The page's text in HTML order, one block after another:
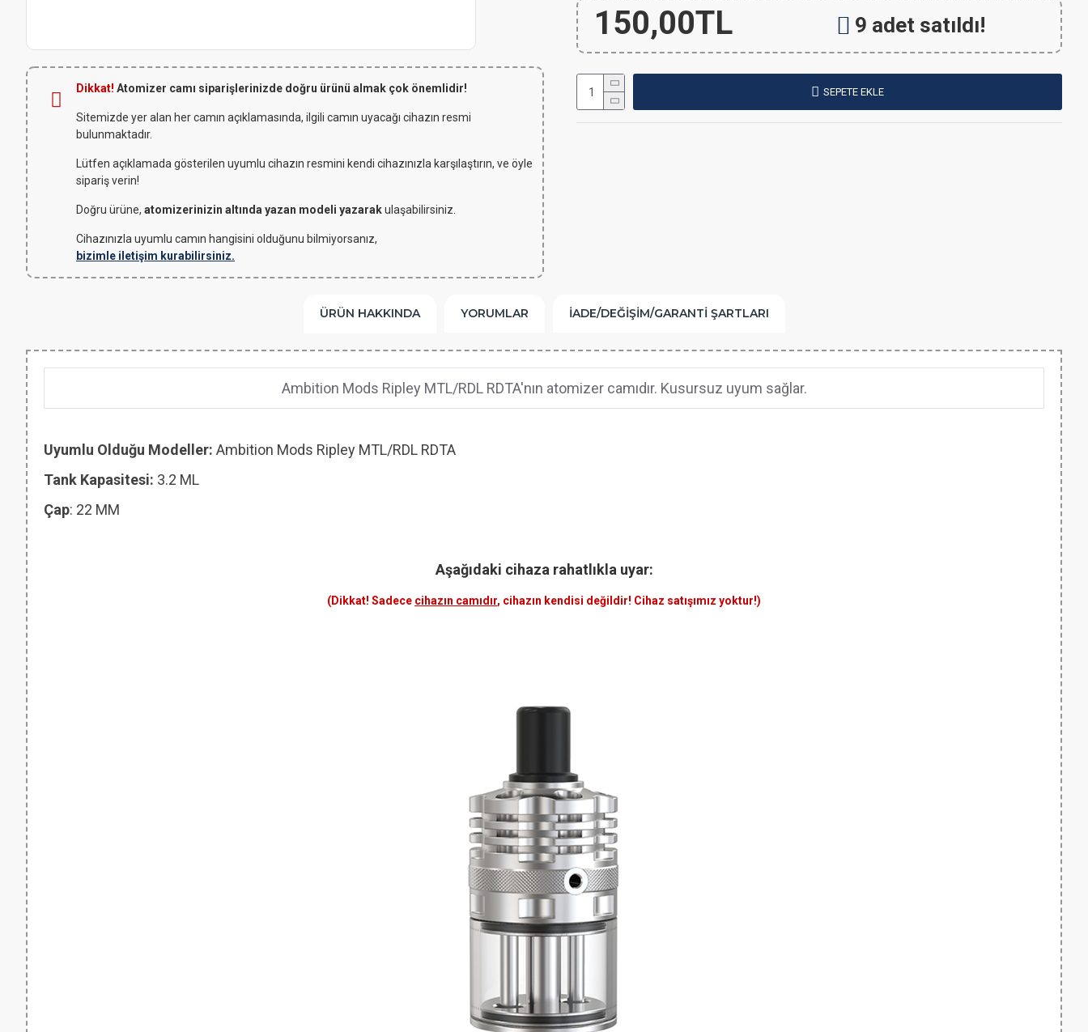
Dikkat! Atomizer camı siparişlerinizde doğru ürünü almak çok önemlidir!
Sitemizde yer alan her camın açıklamasında, ilgili camın uyacağı cihazın resmi
bulunmaktadır.
Lütfen açıklamada gösterilen uyumlu cihazın resmini kendi cihazınızla karşılaştırın, ve öyle
sipariş verin!
Doğru ürüne, atomizerinizin altında yazan modeli yazarakulaşabilirsiniz.
Cihazınızla uyumlu camın hangisini olduğunu bilmiyorsanız,
bizimle iletişim kurabilirsiniz.
150,00TL 9 adet satıldı!
SEPETE EKLE
ÜRÜN HAKKINDA YORUMLAR İADE/DEĞIŞIM/GARANTI ŞARTLARI
Ambition Mods Ripley MTL/RDL RDTA'nın atomizer camıdır. Kusursuz uyum sağlar.
Uyumlu Olduğu Modeller: Ambition Mods Ripley MTL/RDL RDTA
Tank Kapasitesi: 3.2 ML
Çap: 22 MM
Aşağıdaki cihaza rahatlıkla uyar:
(Dikkat! Sadece cihazın camıdır, cihazın kendisi değildir! Cihaz satışımız yoktur!)